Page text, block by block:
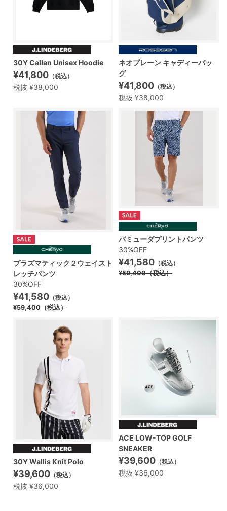
30Y Callan Unisex Hoodie
¥41,800 （税込）
税抜 ¥38,000
ネオプレーン キャディーバッ
グ
¥41,800 （税込）
税抜 ¥38,000
プラズマティック２ウェイスト
レッチパンツ
30%OFF
¥41,580 （税込）
¥59,400（税込）
バミューダプリントパンツ
30%OFF
¥41,580 （税込）
¥59,400（税込）
30Y Wallis Knit Polo
¥39,600 （税込）
税抜 ¥36,000
ACE LOW-TOP GOLF
SNEAKER
¥39,600 （税込）
税抜 ¥36,000